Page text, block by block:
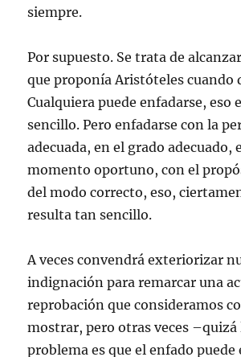
siempre.
Por supuesto. Se trata de
que proponía Aristóteles cuando
Cualquiera puede enfadarse, eso
sencillo. Pero enfadarse con la
adecuada, en el grado adecuado,
momento oportuno, con el
del modo correcto, eso,
resulta tan sencillo.
A veces convendrá exteriorizar
indignación para remarcar una
reprobación que consideramos
mostrar, pero otras veces –quizá
problema es que el enfado puede